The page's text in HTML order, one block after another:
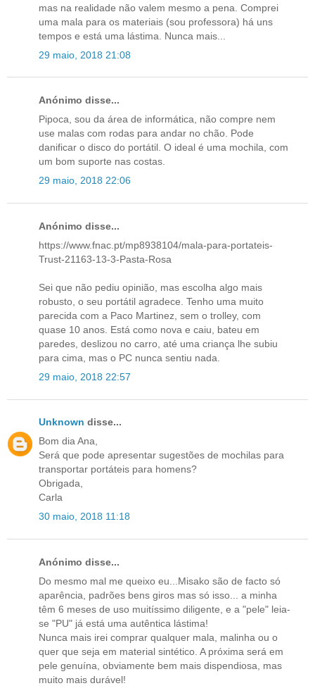
mas na realidade não valem mesmo a pena. Comprei
uma mala para os materiais (sou professora) há uns
tempos e está uma lástima. Nunca mais...
29 maio, 2018 21:08
Anónimo disse...
Pipoca, sou da área de informática, não compre nem
use malas com rodas para andar no chão. Pode
danificar o disco do portátil. O ideal é uma mochila, com
um bom suporte nas costas.
29 maio, 2018 22:06
Anónimo disse...
https://www.fnac.pt/mp8938104/mala-para-portateis-
Trust-21163-13-3-Pasta-Rosa
Sei que não pediu opinião, mas escolha algo mais
robusto, o seu portátil agradece. Tenho uma muito
parecida com a Paco Martinez, sem o trolley, com
quase 10 anos. Está como nova e caiu, bateu em
paredes, deslizou no carro, até uma criança lhe subiu
para cima, mas o PC nunca sentiu nada.
29 maio, 2018 22:57
Unknown disse...
Bom dia Ana,
Será que pode apresentar sugestões de mochilas para
transportar portáteis para homens?
Obrigada,
Carla
30 maio, 2018 11:18
Anónimo disse...
Do mesmo mal me queixo eu...Misako são de facto só
aparência, padrões bens giros mas só isso... a minha
têm 6 meses de uso muitíssimo diligente, e a "pele" leia-
se "PU" já está uma autêntica lástima!
Nunca mais irei comprar qualquer mala, malinha ou o
quer que seja em material sintético. A próxima será em
pele genuína, obviamente bem mais dispendiosa, mas
muito mais durável!